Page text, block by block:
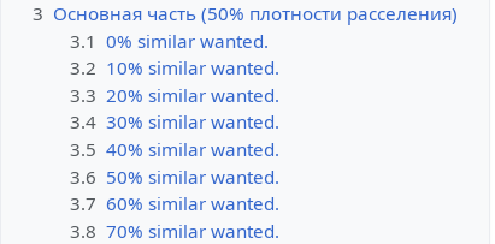
3 Основная часть (50% плотности расселения)
3.1 0% similar wanted.
3.2 10% similar wanted.
3.3 20% similar wanted.
3.4 30% similar wanted.
3.5 40% similar wanted.
3.6 50% similar wanted.
3.7 60% similar wanted.
3.8 70% similar wanted.